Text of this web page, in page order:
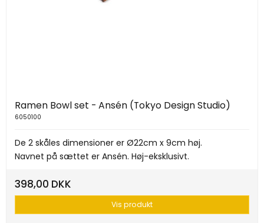
Ramen Bowl set - Ansén (Tokyo Design Studio)
6050100
De 2 skåles dimensioner er Ø22cm x 9cm høj.
Navnet på sættet er Ansén. Høj-eksklusivt.
398,00 DKK
Vis produkt